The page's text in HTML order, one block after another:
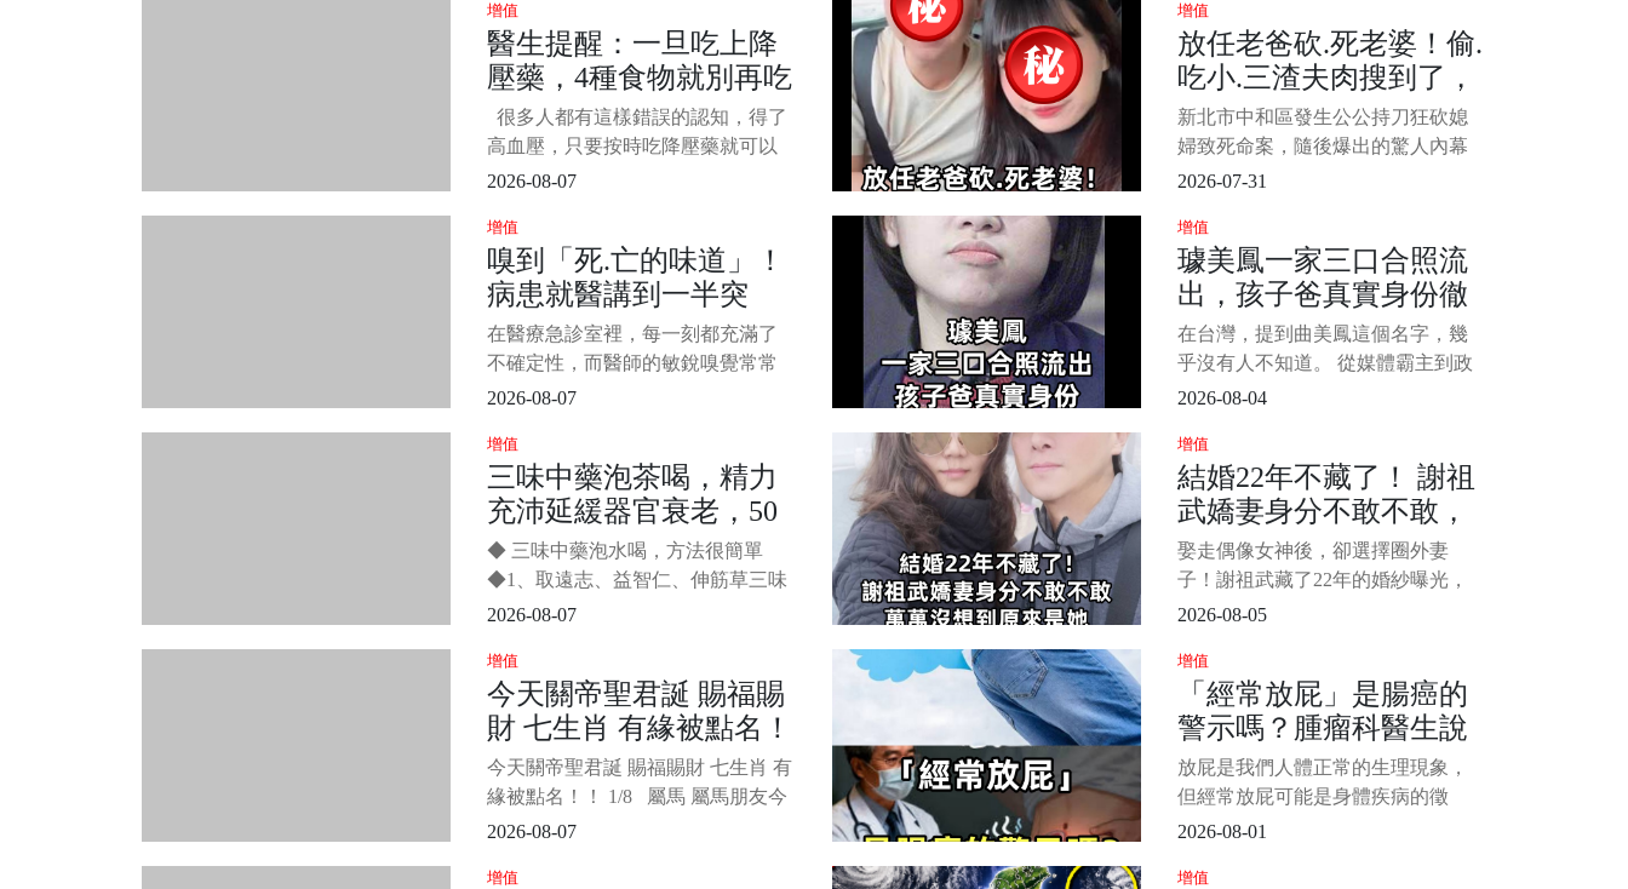
生了。 結果，小徒弟跑到王先生那
裡說了自己的秘密。 原來，王先生
的小徒弟結婚一年了，最近在備
孕。 老婆在網上搜備孕資料的時候
發現，枸杞可以提高精子質量。
增值
醫生提醒：一旦吃上降
壓藥，4種食物就別再吃
了，再吃有心梗風險
很多人都有這樣錯誤的認知，得了
高血壓，只要按時吃降壓藥就可以
了，其他的細節沒必要特別注意。
烈的胸痛，家人將患者送到醫院，
醫生一測血壓發現高達
180/110mmHg，更糟糕的是，還罹
患了急性心肌梗死， 毋庸置疑，他
之所以會罹患心梗，與長
2026-08-07
增值
嗅到「死.亡的味道」！
病患就醫講到一半突
「整個人發黑」猝.死，
這個預兆一定要注意！
在醫療急診室裡，每一刻都充滿了
不確定性，而醫師的敏銳嗅覺常常
能挽救生命。 急診科醫師魏智偉近
個驚心動魄的案例，一名病患在就
醫時突感不適，隨後竟當場「整個
人發黑」猝死，所幸及時搶救才避
免了一場悲劇。 這起事件再度提醒
我們，某些「不起眼」的身體訊
號，可能
2026-08-07
增值
三味中藥泡茶喝，精力
充沛延緩器官衰老，50
歲像30歲！現在喝剛好
◆ 三味中藥泡水喝，方法很簡單
◆1、取遠志、益智仁、伸筋草三味
葯，每味5克泡水即可。 2、沖水后
兒。 當我們漸漸覺得精力不夠用
了，那麼，就買來這三味中藥，泡
水當茶喝，會很快覺得和以前大不
一樣。 遠志和益智仁治頭昏、精力
不濟，伸
2026-08-07
增值
今天關帝聖君誕 賜福賜
財 七生肖 有緣被點名！
今天關帝聖君誕 賜福賜財 七生肖 有
緣被點名！！ 1/8 屬馬 屬馬朋友今
日得關聖帝君親自點名，駿馬踏雲
明，今日終於蒙聖君垂憐護佑，所
2026-08-07
增值
前在一個協尋網站中，一個女孩備
受關注，她已經失蹤了14年，但是
在各方調查下，卻始終沒有消息，
唯一的證物，又是遺留在書包中的
一封信，內容曝光，震驚當地人，
增值
放任老爸砍.死老婆！偷.
吃小.三渣夫肉搜到了，
最新行蹤曝光
新北市中和區發生公公持刀狂砍媳
婦致死命案，隨後爆出的驚人內幕
徹底引爆全網怒火！不少民眾與死
始作俑者正是死者長期在台中包養
小三的「無能丈夫」。 死者閨密出
面沉痛爆料，死者老公與原生家庭
關係不睦，
2026-07-31
增值
璩美鳳一家三口合照流
出，孩子爸真實身份徹
底瞞不住，萬萬沒想到
竟然是他？
在台灣，提到曲美鳳這個名字，幾
乎沒有人不知道。 從媒體霸主到政
壇風雲人物，再到捲入舉國震驚的
起伏的大女主劇本。 最近，曲美鳳
一家三口的合照流出，讓外界發現
她的孩子父親竟然是曾經爆炸醜聞
中的某位熟人，網友紛紛表示「這
反轉簡直比電視劇還瘋狂！」 1/4
2026-08-04
增值
結婚22年不藏了！ 謝祖
武嬌妻身分不敢不敢，
萬萬沒想到原來是她，
難怪當初狠甩岳翎不娶
張玉嬿...
娶走偶像女神後，卻選擇圈外妻
子！謝祖武藏了22年的婚紗曝光，
網友：難怪當年放棄岳翎和張玉嬿
到的，或許還是那個在電視劇裡總
是深情又讓人心疼的男人。 他演過
溫暖幽默的老師，也演過病弱深情
的富家少爺，更憑藉《啞巴新娘》
裡的周少樸一角，讓無數觀眾哭紅
了眼。 劇中的他
2026-08-05
增值
「經常放屁」是腸癌的
警示嗎？腫瘤科醫生說
「這3個癥狀」才是腸癌
信號
放屁是我們人體正常的生理現象，
但經常放屁可能是身體疾病的徵
兆，然而，是否經常放屁意味著腸
放屁與腸癌有什麼直接聯繫。 那麼
2026-08-01
增值